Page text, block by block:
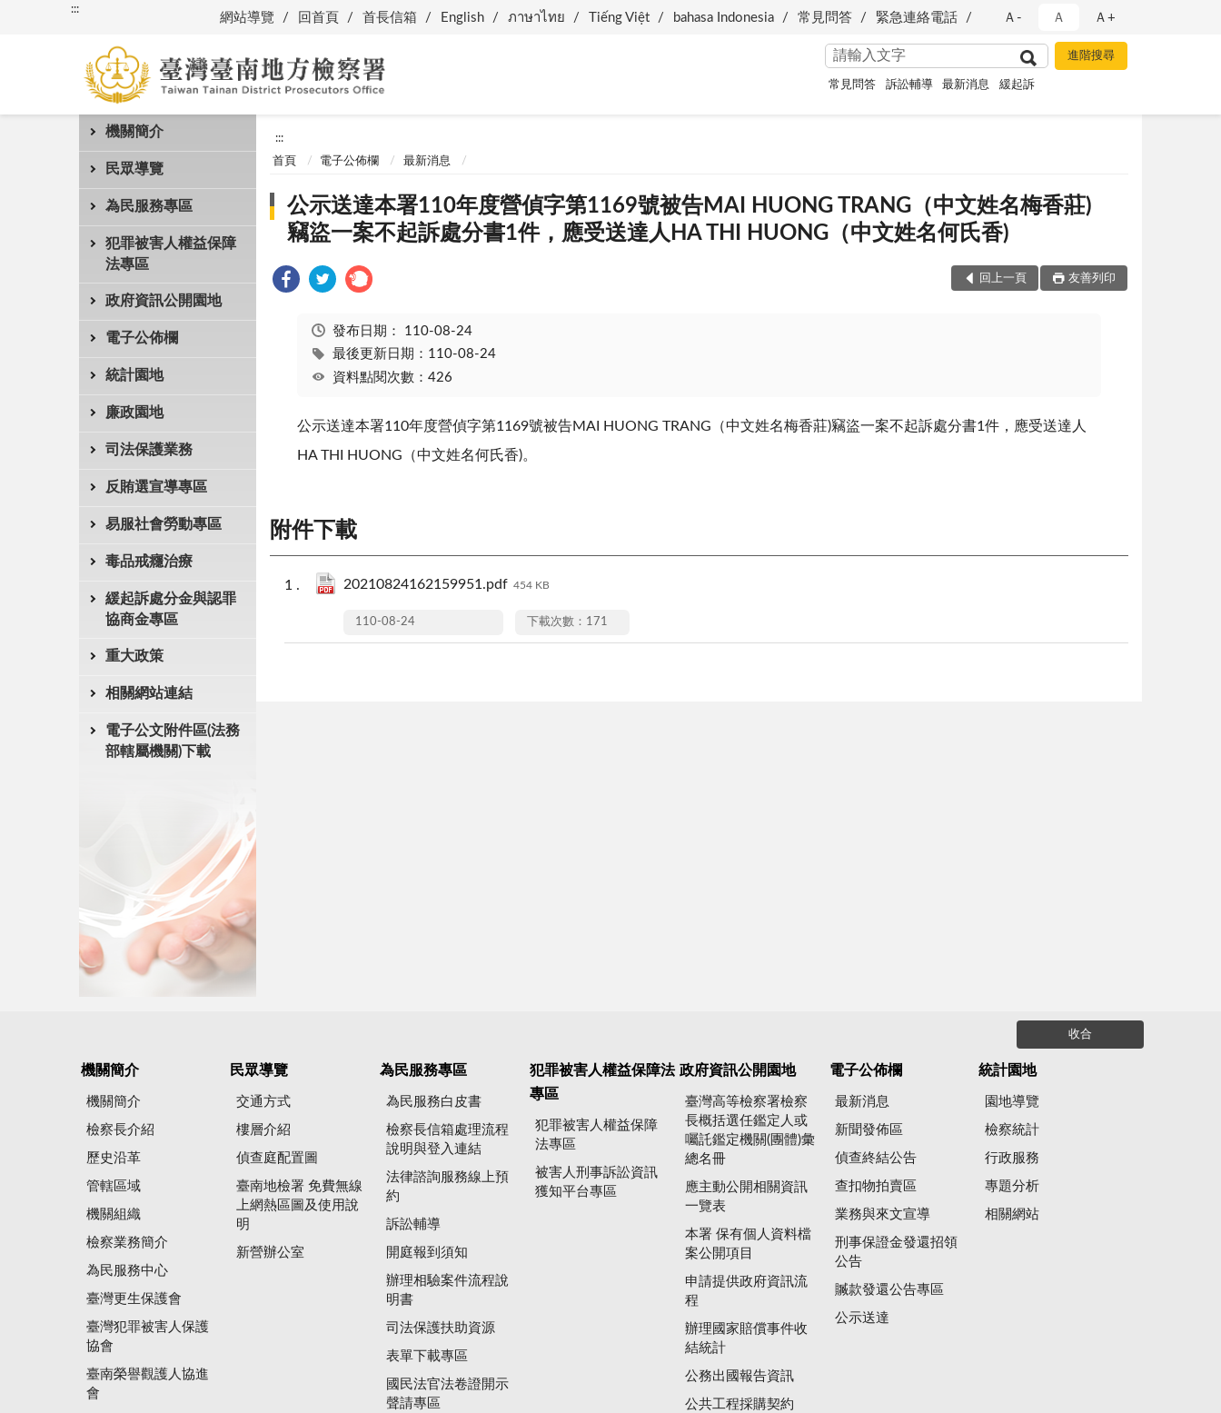
:::
網站導覽 回首頁 首長信箱 English ภาษาไทย Tiếng Việt bahasa Indonesia 常見問答 緊急連絡電話 Ａ- Ａ Ａ+
常見問答 訴訟輔導 最新消息 緩起訴
機關簡介
民眾導覽
為民服務專區
犯罪被害人權益保障
法專區
政府資訊公開園地
電子公佈欄
統計園地
廉政園地
司法保護業務
反賄選宣導專區
易服社會勞動專區
毒品戒癮治療
緩起訴處分金與認罪
協商金專區
重大政策
相關網站連結
電子公文附件區(法務
部轄屬機關)下載
:::
首頁 電子公佈欄 最新消息
公示送達本署110年度營偵字第1169號被告MAI HUONG TRANG（中文姓名梅香莊)
竊盜一案不起訴處分書1件，應受送達人HA THI HUONG（中文姓名何氏香)
回上一頁 友善列印
發布日期： 110-08-24
最後更新日期：110-08-24
資料點閱次數：426
公示送達本署110年度營偵字第1169號被告MAI HUONG TRANG（中文姓名梅香莊)竊盜一案不起訴處分書1件，應受送達人
HA THI HUONG（中文姓名何氏香)。
附件下載
20210824162159951.pdf 454 KB
110-08-24 下載次數：171
收合
機關簡介
機關簡介
檢察長介紹
歷史沿革
管轄區域
機關組織
檢察業務簡介
為民服務中心
臺灣更生保護會
臺灣犯罪被害人保護
協會
臺南榮譽觀護人協進
會
民眾導覽
交通方式
樓層介紹
偵查庭配置圖
臺南地檢署 免費無線
上網熱區圖及使用說
明
新營辦公室
為民服務專區
為民服務白皮書
檢察長信箱處理流程
說明與登入連結
法律諮詢服務線上預
約
訴訟輔導
開庭報到須知
辦理相驗案件流程說
明書
司法保護扶助資源
表單下載專區
國民法官法卷證開示
聲請專區
犯罪被害人權益保障法
專區
犯罪被害人權益保障
法專區
被害人刑事訴訟資訊
獲知平台專區
政府資訊公開園地
臺灣高等檢察署檢察
長概括選任鑑定人或
囑託鑑定機關(團體)彙
總名冊
應主動公開相關資訊
一覽表
本署 保有個人資料檔
案公開項目
申請提供政府資訊流
程
辦理國家賠償事件收
結統計
公務出國報告資訊
公共工程採購契約
電子公佈欄
最新消息
新聞發佈區
偵查終結公告
查扣物拍賣區
業務與來文宣導
刑事保證金發還招領
公告
贓款發還公告專區
公示送達
統計園地
園地導覽
檢察統計
行政服務
專題分析
相關網站